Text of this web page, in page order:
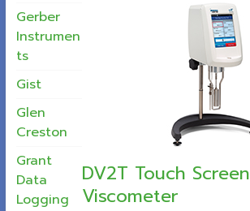
DV2T Touch Screen
Viscometer
Gerber
Instrumen
ts
Gist
Glen
Creston
Grant
Data
Logging